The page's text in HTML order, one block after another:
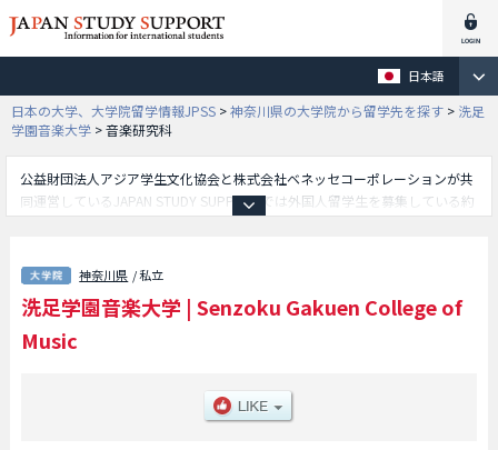
日本語
日本の大学、大学院留学情報JPSS >神奈川県の大学院から留学先を探す > 洗足
学園音楽大学 >音楽研究科
公益財団法人アジア学生文化協会と株式会社ベネッセコーポレーションが共
同運営しているJAPAN STUDY SUPPORTでは外国人留学生を募集している約
等、研究科別情報や、募集定員や合格者数など入試情報、施設案内、アクセ
スなど外国人留学生に必要な情報を掲載しているので是非ご利用ください。
神奈川県 / 私立
洗足学園音楽大学 | Senzoku Gakuen College of
Music